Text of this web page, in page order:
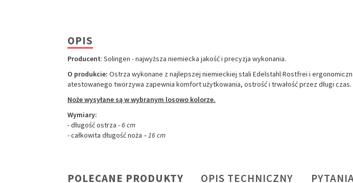
OPIS
Producent: Solingen - najwyższa niemiecka jakość i precyzja wykonania.
O produkcie: Ostrza wykonane z najlepszej niemieckiej stali Edelstahl Rostfrei i
atestowanego tworzywa zapewnia komfort użytkowania, ostrość i trwałość przez długi czas.
Noże wysyłane są w wybranym losowo kolorze.
Wymiary:
- długość ostrza -6 cm
- całkowita długość noża – 16 cm
POLECANE PRODUKTY OPIS TECHNICZNY
W ostatnich 7 dniach produktem interesują się 3